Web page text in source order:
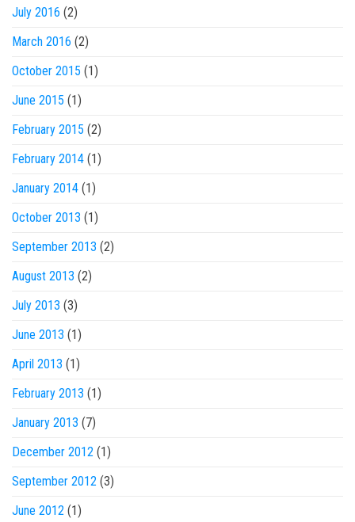
July 2016 (2)
March 2016 (2)
October 2015 (1)
June 2015 (1)
February 2015 (2)
February 2014 (1)
January 2014 (1)
October 2013 (1)
September 2013 (2)
August 2013 (2)
July 2013 (3)
June 2013 (1)
April 2013 (1)
February 2013 (1)
January 2013 (7)
December 2012 (1)
September 2012 (3)
June 2012 (1)